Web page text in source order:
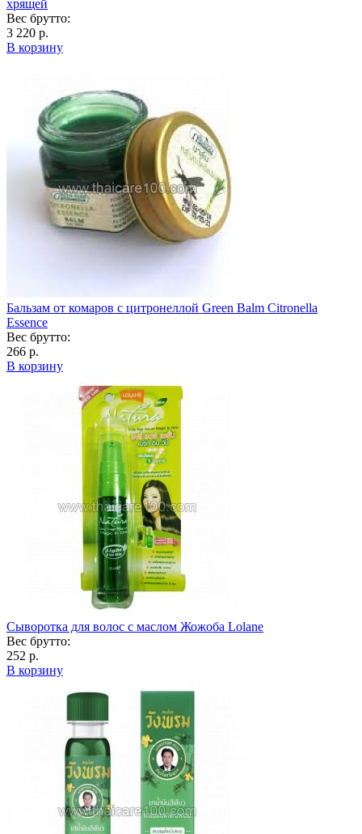
хрящей
Вес брутто:
3 220 р.
В корзину
Бальзам от комаров с цитронеллой Green Balm Citronella
Essence
Вес брутто:
266 р.
В корзину
Сыворотка для волос с маслом Жожоба Lolane
Вес брутто:
252 р.
В корзину